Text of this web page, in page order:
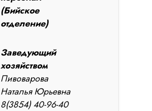
(Бийское
отделение)
Заведующий
хозяйством
Пивоварова
Наталья Юрьевна
8(3854) 40-96-40